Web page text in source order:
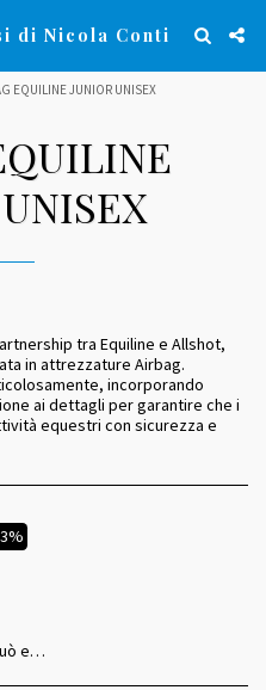
di Nicola Conti
EQUILINE JUNIOR UNISEX
tra Equiline e Allshot,
in attrezzature Airbag.
incorporando
ai dettagli per garantire che i
equestri con sicurezza e
14 giorni dal ricevimento.